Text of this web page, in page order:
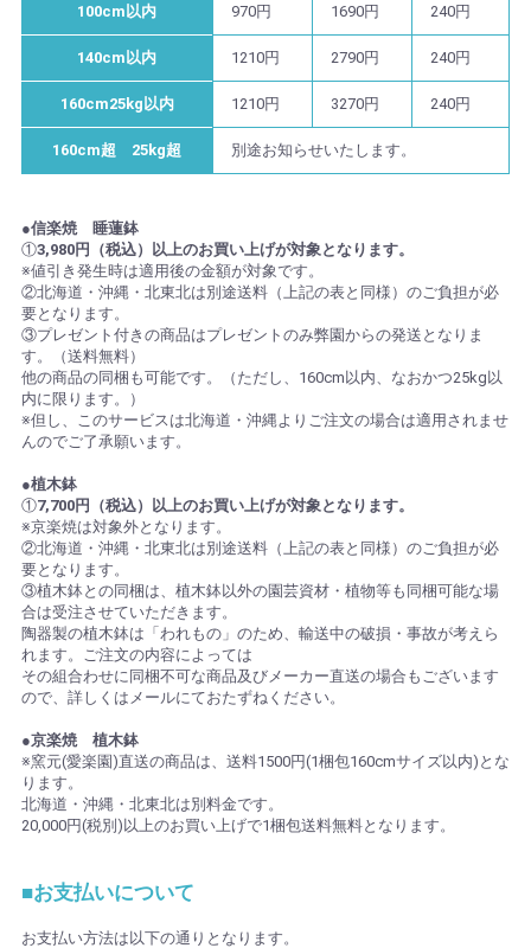
100cm以内 970円 1690円 240円
140cm以内 1210円 2790円 240円
160cm25kg以内 1210円 3270円 240円
160cm超 25kg超 別途お知らせいたします。
●信楽焼 睡蓮鉢
①3,980円（税込）以上のお買い上げが対象となります。
※値引き発生時は適用後の金額が対象です。
②北海道・沖縄・北東北は別途送料（上記の表と同様）のご負担が必
要となります。
③プレゼント付きの商品はプレゼントのみ弊園からの発送となりま
す。（送料無料）
他の商品の同梱も可能です。（ただし、160cm以内、なおかつ25kg以
内に限ります。）
※但し、このサービスは北海道・沖縄よりご注文の場合は適用されませ
んのでご了承願います。
●植木鉢
①7,700円（税込）以上のお買い上げが対象となります。
※京楽焼は対象外となります。
②北海道・沖縄・北東北は別途送料（上記の表と同様）のご負担が必
要となります。
③植木鉢との同梱は、植木鉢以外の園芸資材・植物等も同梱可能な場
合は受注させていただきます。
陶器製の植木鉢は「われもの」のため、輸送中の破損・事故が考えら
れます。ご注文の内容によっては
その組合わせに同梱不可な商品及びメーカー直送の場合もございます
ので、詳しくはメールにておたずねください。
●京楽焼 植木鉢
※窯元(愛楽園)直送の商品は、送料1500円(1梱包160cmサイズ以内)とな
ります。
北海道・沖縄・北東北は別料金です。
20,000円(税別)以上のお買い上げで1梱包送料無料となります。
■お支払いについて
お支払い方法は以下の通りとなります。